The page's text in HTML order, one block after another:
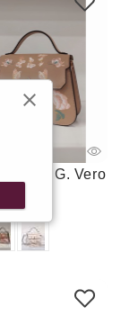
сумка G. Vero